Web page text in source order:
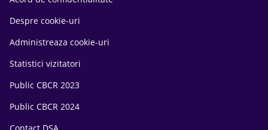
Despre cookie-uri
Administreaza cookie-uri
Statistici vizitatori
Public CBCR 2023
Public CBCR 2024